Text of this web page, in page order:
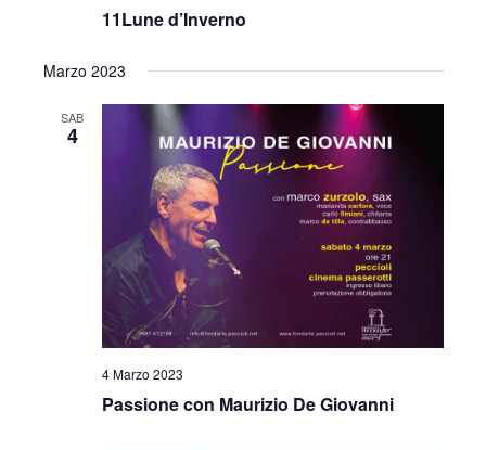
11Lune d’Inverno
Marzo 2023
SAB
4
4 Marzo 2023
Passione con Maurizio De Giovanni